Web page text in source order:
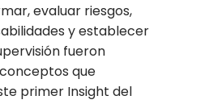
evaluar riesgos,
y establecer
fueron
que
primer Insight del